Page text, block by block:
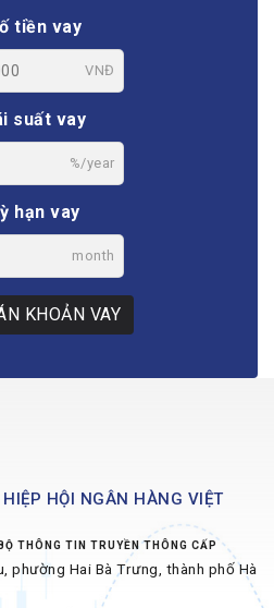
tiền vay
VNĐ
suất vay
%/year
hạn vay
month
KHOẢN VAY
HỘI NGÂN HÀNG VIỆT
THÔNG TIN TRUYỀN THÔNG CẤP
phường Hai Bà Trưng, thành phố Hà